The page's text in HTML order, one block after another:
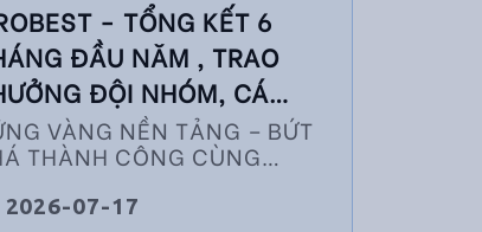
- TỔNG KẾT 6
ĐẦU NĂM , TRAO
ĐỘI NHÓM, CÁ
XUẤT SẮC
VÀNG NỀN TẢNG – BỨT
THÀNH CÔNG CÙNG
2026-07-17